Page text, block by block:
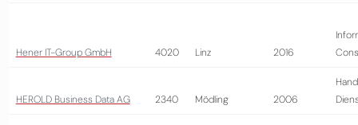
Hener IT-Group GmbH 4020 Linz 2016
HEROLD Business Data AG 2340 Mödling 2006